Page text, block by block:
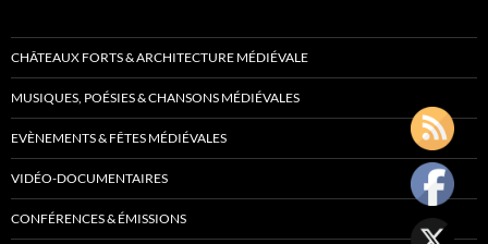
CHÂTEAUX FORTS & ARCHITECTURE MÉDIÉVALE
MUSIQUES, POÉSIES & CHANSONS MÉDIÉVALES
EVÈNEMENTS & FÊTES MÉDIÉVALES
VIDÉO-DOCUMENTAIRES
CONFÉRENCES & ÉMISSIONS